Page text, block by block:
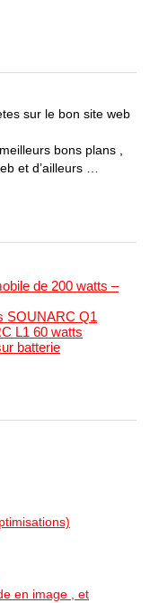
sur le bon site web
bons plans ,
et d’ailleurs …
de 200 watts –
SOUNARC Q1
L1 60 watts
batterie
en image , et